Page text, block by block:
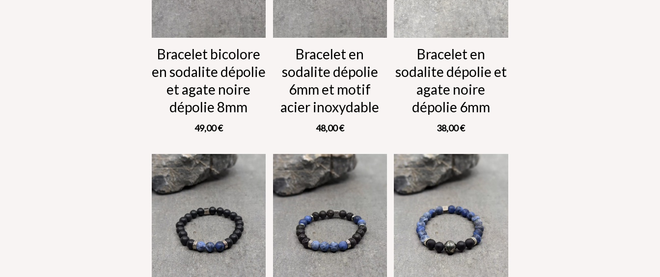
Bracelet bicolore
en sodalite dépolie
et agate noire
dépolie 8mm
49,00€
Bracelet en
sodalite dépolie
6mm et motif
acier inoxydable
48,00€
Bracelet en
sodalite dépolie et
agate noire
dépolie 6mm
38,00€